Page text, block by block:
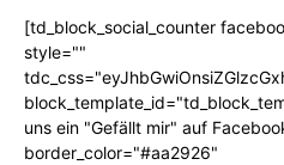
[td_block_social_counter
style=""
uns ein "Gefällt mir" auf
border_color="#aa2926"